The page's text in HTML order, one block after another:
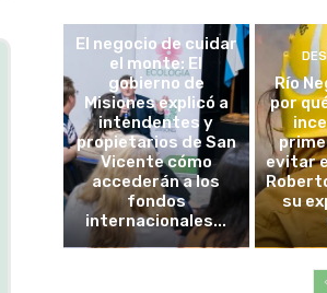
El negocio de cuidar
el monte: El
gobierno de
Misiones explicó a
intendentes y
propietarios de San
Vicente cómo
accederán a los
fondos
internacionales...
Río
por
evitar
su